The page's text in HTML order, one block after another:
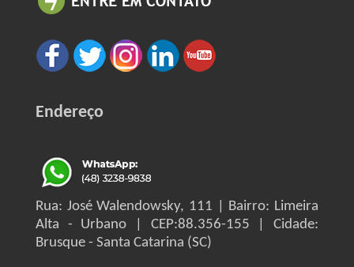
Endereço
Rua: José Walendowsky, 111 | Bairro: Limeira
Alta - Urbano | CEP:88.356-155 | Cidade:
Brusque - Santa Catarina (SC)